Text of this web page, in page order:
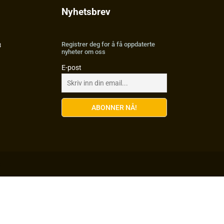
Nyhetsbrev
Registrer deg for å få oppdaterte
nyheter om oss
E-post